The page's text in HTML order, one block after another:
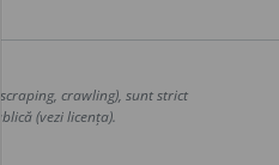
crawling), sunt strict
(vezi licența).